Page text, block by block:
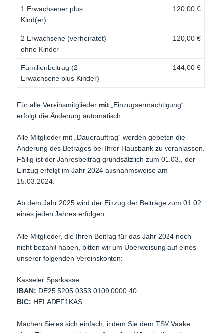
1 Erwachsener plus
Kind(er)
120,00 €
2 Erwachsene (verheiratet)
ohne Kinder
120,00 €
Familienbeitrag (2
Erwachsene plus Kinder)
144,00 €
Für alle Vereinsmitglieder mit
„Einzugsermächtigung“
erfolgt die Änderung automatisch.
Alle Mitglieder mit „Dauerauftrag“ werden gebeten die
Änderung des Betrages bei Ihrer Hausbank zu veranlassen.
Fällig ist der Jahresbeitrag grundsätzlich zum 01.03., der
Einzug erfolgt im Jahr 2024 ausnahmsweise am
15.03.2024.
Ab dem Jahr 2025 wird der Einzug der Beiträge zum 01.02.
eines jeden Jahres erfolgen.
Alle Mitglieder, die Ihren Beitrag für das Jahr 2024 noch
nicht bezahlt haben, bitten wir um Überweisung auf eines
unserer folgenden Vereinskonten:
Kasseler Sparkasse
IBAN: DE25 5205 0353 0109 0000 40
BIC: HELADEF1KAS
Machen Sie es sich einfach, indem Sie dem TSV Vaake